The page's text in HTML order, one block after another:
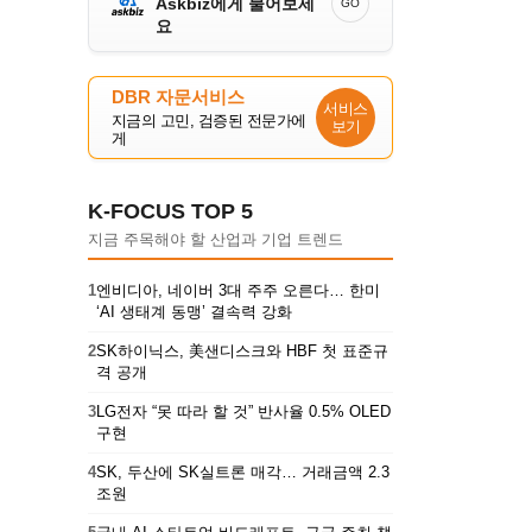
요
GO
DBR 자문서비스
지금의 고민, 검증된 전문가에
게
서비스
보기
K-FOCUS TOP 5
지금 주목해야 할 산업과 기업 트렌드
1엔비디아, 네이버 3대 주주 오른다… 한미
‘AI 생태계 동맹’ 결속력 강화
2SK하이닉스, 美샌디스크와 HBF 첫 표준규
격 공개
3LG전자 “못 따라 할 것” 반사율 0.5% OLED
구현
4SK, 두산에 SK실트론 매각… 거래금액 2.3
조원